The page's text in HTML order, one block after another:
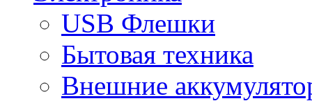
USB Флешки
Бытовая техника
Внешние